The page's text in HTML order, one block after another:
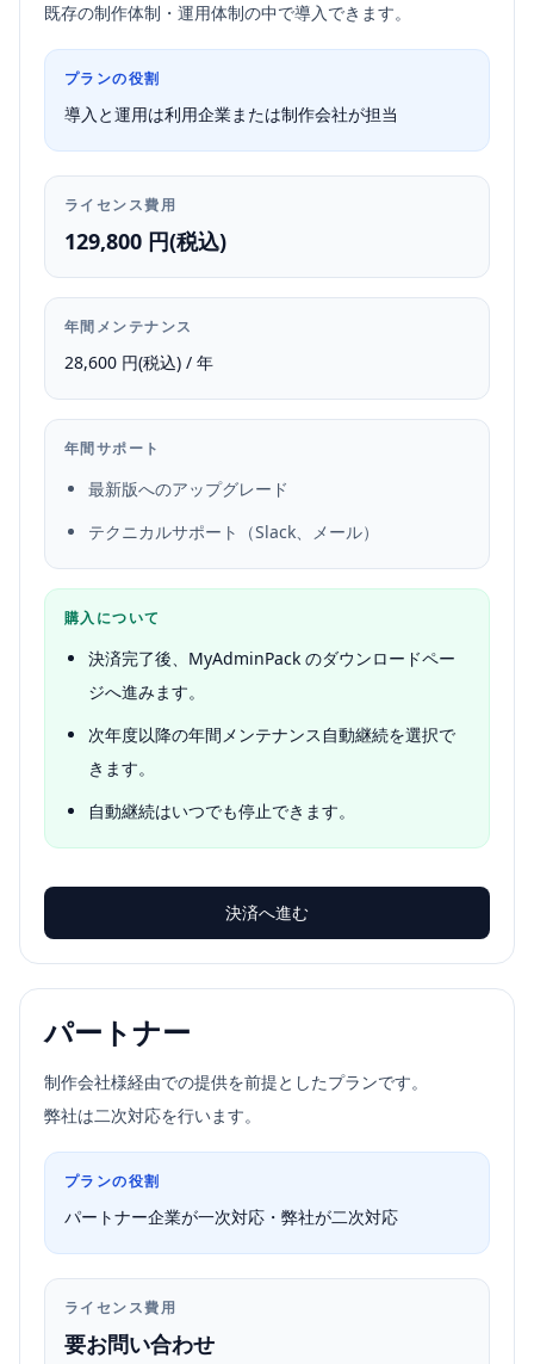
既存の制作体制・運用体制の中で導入できます。
プランの役割
導入と運用は利用企業または制作会社が担当
ライセンス費用
129,800 円(税込)
年間メンテナンス
28,600 円(税込) / 年
年間サポート
最新版へのアップグレード
テクニカルサポート（Slack、メール）
購入について
決済完了後、MyAdminPack のダウンロードペー
ジへ進みます。
次年度以降の年間メンテナンス自動継続を選択で
きます。
自動継続はいつでも停止できます。
決済へ進む
パートナー
制作会社様経由での提供を前提としたプランです。
弊社は二次対応を行います。
プランの役割
パートナー企業が一次対応・弊社が二次対応
ライセンス費用
要お問い合わせ